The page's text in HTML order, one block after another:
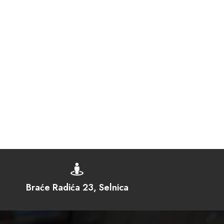

Braće Radića 23, Selnica